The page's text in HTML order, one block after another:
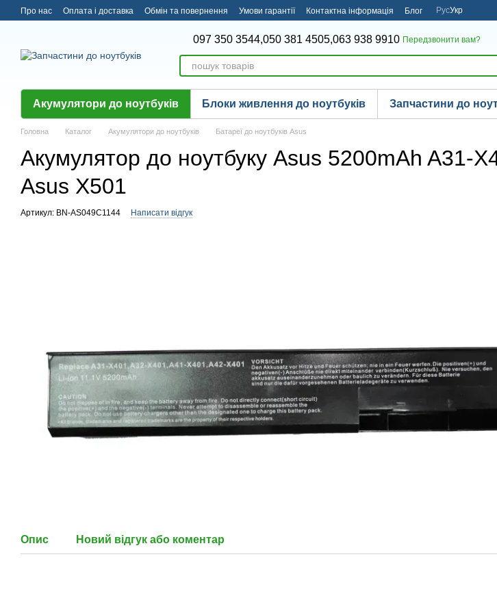
Перейти до основного контенту
Про нас Оплата і доставка Обмін та повернення Умови гарантії Контактна інформація Блог РусУкр
097 350 3544,050 381 4505,063 938 9910 Передзвонити вам?
Акумулятори до ноутбуків Блоки живлення до ноутбуків Запчастини до
Головна Каталог Акумулятори до ноутбуків Батареї до ноутбуків Asus
Акумулятор до ноутбуку Asus 5200mAh A31-
Asus X501
Артикул: BN-AS049C1144 Написати відгук
Опис Новий відгук або коментар